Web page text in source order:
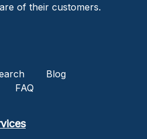
of their customers.
Blog
FAQ